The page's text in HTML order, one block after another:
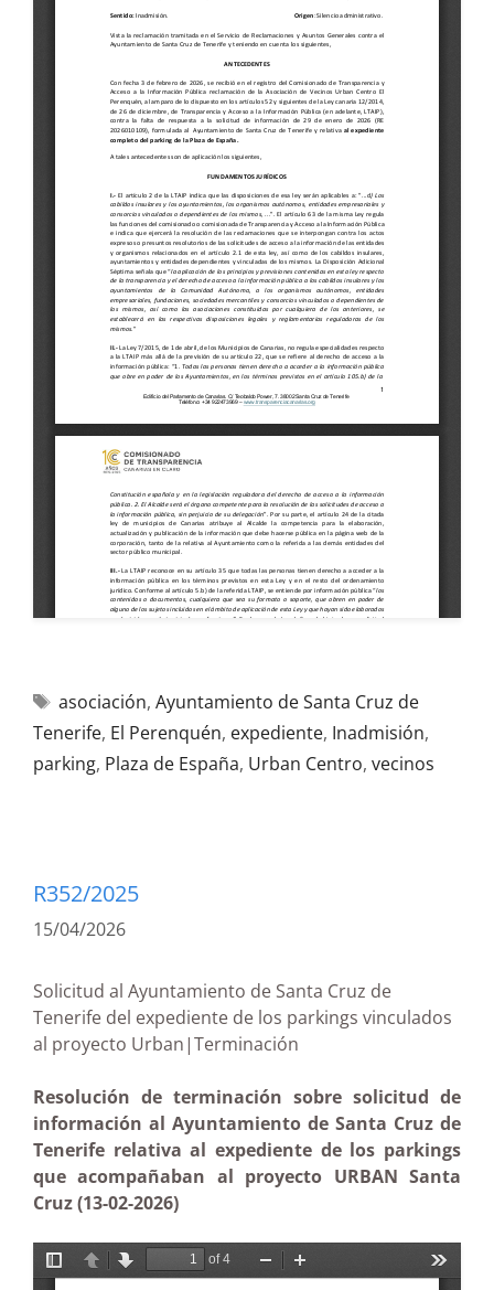
asociación, Ayuntamiento de Santa Cruz de
Tenerife, El Perenquén, expediente, Inadmisión,
parking, Plaza de España, Urban Centro, vecinos
R352/2025
15/04/2026
Solicitud al Ayuntamiento de Santa Cruz de
Tenerife del expediente de los parkings vinculados
al proyecto Urban|Terminación
Resolución de terminación sobre solicitud de
información al Ayuntamiento de Santa Cruz de
Tenerife relativa al expediente de los parkings
que acompañaban al proyecto URBAN Santa
Cruz (13-02-2026)